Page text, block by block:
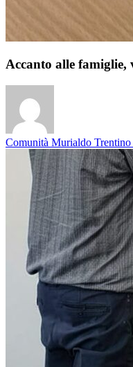
Accanto alle famiglie,
Comunità Murialdo